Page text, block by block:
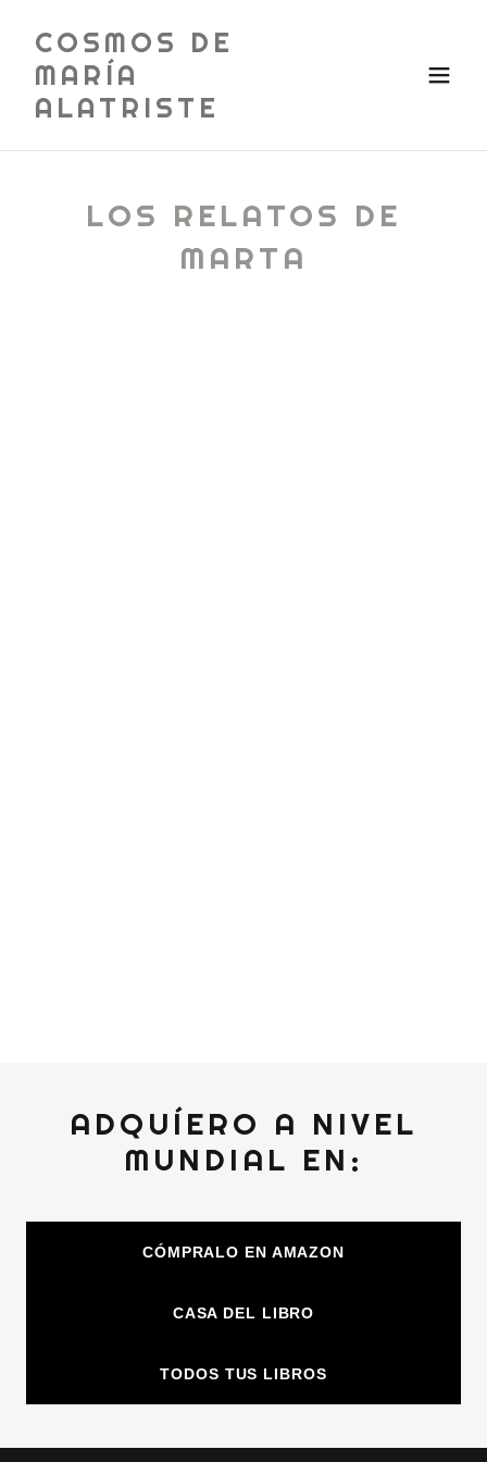
COSMOS DE
MARÍA
ALATRISTE
LOS RELATOS DE
MARTA
ADQUÍERO A NIVEL
MUNDIAL EN:
CÓMPRALO EN AMAZON
CASA DEL LIBRO
TODOS TUS LIBROS